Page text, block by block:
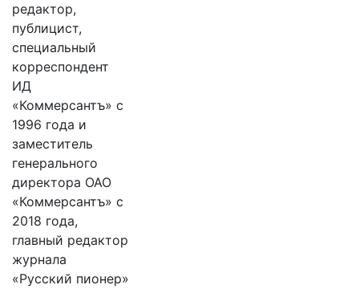
редактор,
публицист,
специальный
корреспондент
ИД
«Коммерсантъ» с
1996 года и
заместитель
генерального
директора ОАО
«Коммерсантъ» с
2018 года,
главный редактор
журнала
«Русский пионер»